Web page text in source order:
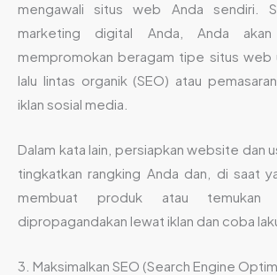
mengawali situs web Anda sendiri.
marketing digital Anda, Anda
mempromokan beragam tipe situs web
lalu lintas organik (SEO) atau
iklan sosial media.
Dalam kata lain, persiapkan website dan
tingkatkan rangking Anda dan, di saat
membuat produk atau temukan
dipropagandakan lewat iklan dan coba
3. Maksimalkan SEO (Search Engine